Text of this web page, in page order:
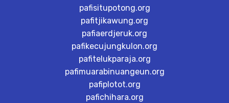
pafisitupotong.org
pafitjikawung.org
pafiaerdjeruk.org
pafikecujungkulon.org
pafitelukparaja.org
pafimuarabinuangeun.org
pafiplotot.org
pafichihara.org